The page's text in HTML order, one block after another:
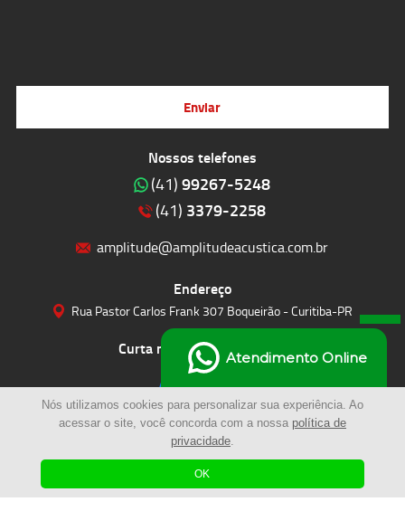
Nossos telefones
(41) 99267-5248
(41) 3379-2258
amplitude@amplitudeacustica.com.br
Endereço
Rua Pastor Carlos Frank 307 Boqueirão - Curitiba-PR
Curta nossas redes sociais
Enviar
Atendimento Online
Nós utilizamos cookies para personalizar sua experiência. Ao
acessar o site, você concorda com a nossa política de
privacidade.
OK